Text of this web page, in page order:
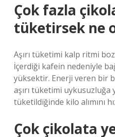
Çok fazla
tüketirsek ne
Aşırı tüketimi kalp ritmi
İçerdiği kafein nedeniyle
yüksektir. Enerji veren bir
aşırı tüketimi uykusuzluğa
tüketildiğinde kilo alımını
Çok çikolata